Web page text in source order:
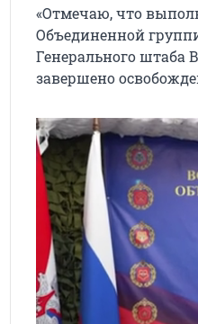
«Отмечаю, что
Объединенной
Генерального штаба
завершено